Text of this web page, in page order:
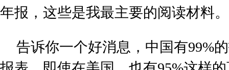
年报，这些是我最主要的阅读材料
告诉你一个好消息，中国有99%